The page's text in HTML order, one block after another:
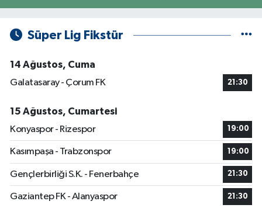
Süper Lig Fikstür
14 Ağustos, Cuma
Galatasaray - Çorum FK
21:30
15 Ağustos, Cumartesi
Konyaspor - Rizespor
19:00
Kasımpaşa - Trabzonspor 19:00
Gençlerbirliği S.K. - Fenerbahçe 21:30
Gaziantep FK - Alanyaspor 21:30